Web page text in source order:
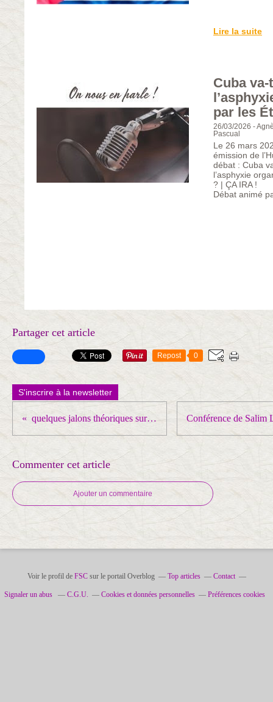
Lire la suite
Cuba
par les
26/03/2026 -
Pascual
Le 26 mars
émission de
débat : Cuba
l’asphyxie
? | ÇA IRA !
Débat animé
Partager cet article
Repost 0
S'inscrire à la newsletter
quelques jalons théoriques sur la fin de l’unipolarité, l’impérialisme et le socialisme à la chinoise…
Commenter cet article
Ajouter un commentaire
Voir le profil de FSCsur le portail Overblog Top articles Contact
Signaler un abus C.G.U. Cookies et données personnelles Préférences cookies